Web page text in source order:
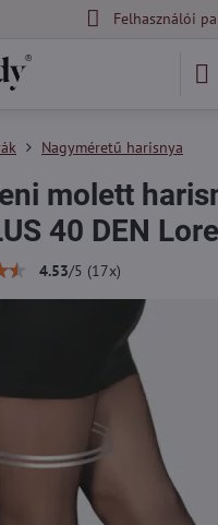
Felhasználói
Nagyméretű harisnya
molett
40 DEN
4.53/5 (17x)